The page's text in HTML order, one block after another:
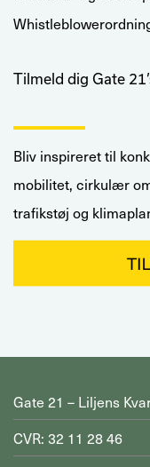
Tilmeld dig Gate
Bliv inspireret til
mobilitet, cirkulær
trafikstøj og
Gate 21 – Liljens
CVR: 32 11 28 46